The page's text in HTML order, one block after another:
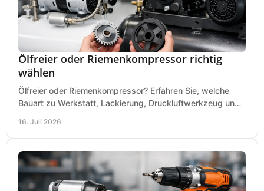
Ölfreier oder Riemenkompressor richtig
wählen
Ölfreier oder Riemenkompressor? Erfahren Sie, welche
Bauart zu Werkstatt, Lackierung, Druckluftwerkzeug und
16. Juli 2026